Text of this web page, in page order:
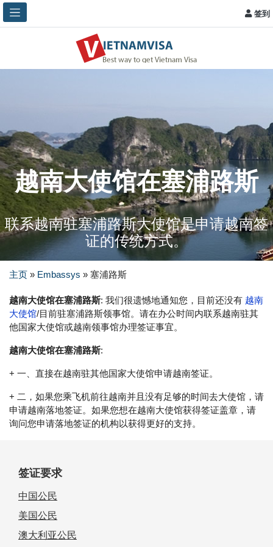
签到
越南大使馆在塞浦路斯
联系越南驻塞浦路斯大使馆是申请越南签
证的传统方式。
主页 » Embassys » 塞浦路斯
越南大使馆在塞浦路斯: 我们很遗憾地通知您，目前还没有 越南
大使馆/目前驻塞浦路斯领事馆。请在办公时间内联系越南驻其
他国家大使馆或越南领事馆办理签证事宜。
越南大使馆在塞浦路斯:
+ 一、直接在越南驻其他国家大使馆申请越南签证。
+ 二，如果您乘飞机前往越南并且没有足够的时间去大使馆，请
申请越南落地签证。如果您想在越南大使馆获得签证盖章，请
询问您申请落地签证的机构以获得更好的支持。
签证要求
中国公民
美国公民
澳大利亚公民